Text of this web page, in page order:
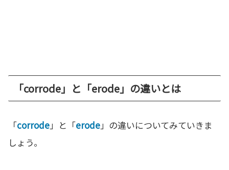
「corrode」と「erode」の違いとは
「corrode」と「erode」の違いについてみていきま
しょう。